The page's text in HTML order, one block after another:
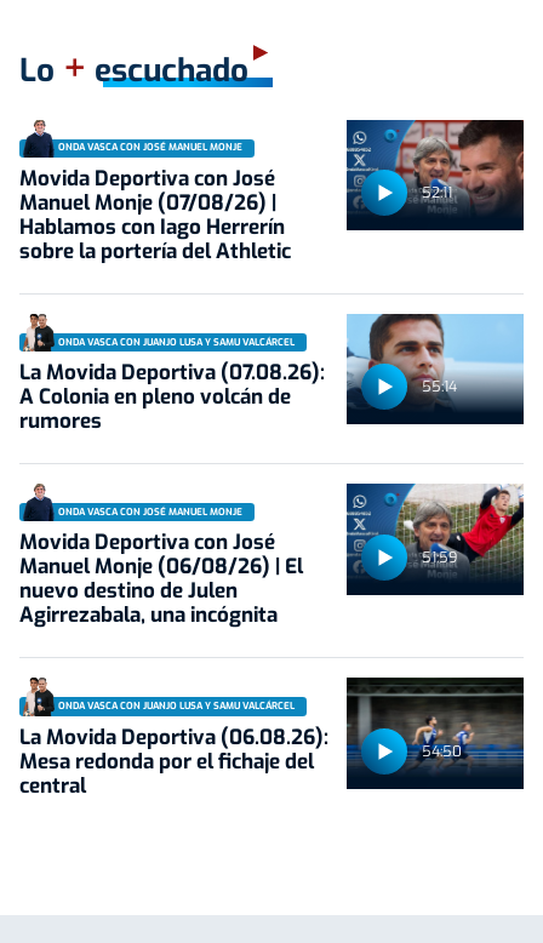
Lo + escuchado
52:11
ONDA VASCA CON JOSÉ MANUEL MONJE
Movida Deportiva con José
Manuel Monje (07/08/26) |
Hablamos con Iago Herrerín
sobre la portería del Athletic
55:14
ONDA VASCA CON JUANJO LUSA Y SAMU VALCÁRCEL
La Movida Deportiva (07.08.26):
A Colonia en pleno volcán de
rumores
51:59
ONDA VASCA CON JOSÉ MANUEL MONJE
Movida Deportiva con José
Manuel Monje (06/08/26) | El
nuevo destino de Julen
Agirrezabala, una incógnita
54:50
ONDA VASCA CON JUANJO LUSA Y SAMU VALCÁRCEL
La Movida Deportiva (06.08.26):
Mesa redonda por el fichaje del
central